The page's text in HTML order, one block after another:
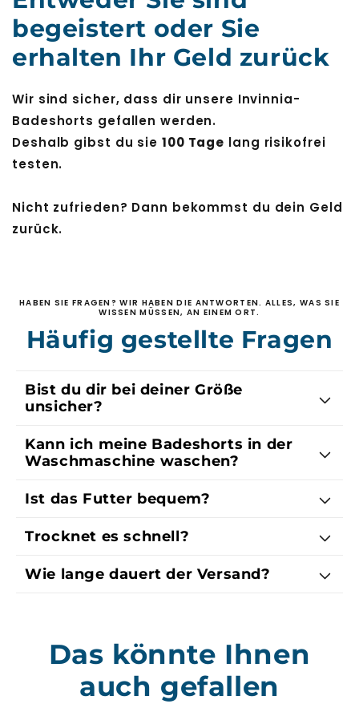
begeistert oder Sie
erhalten Ihr Geld zurück
Wir sind sicher, dass dir unsere Invinnia-
Badeshorts gefallen werden.
Deshalb gibst du sie 100 Tage lang risikofrei
testen.
Nicht zufrieden? Dann bekommst du dein Geld
zurück.
HABEN SIE FRAGEN? WIR HABEN DIE ANTWORTEN. ALLES, WAS SIE
WISSEN MÜSSEN, AN EINEM ORT.
Häufig gestellte Fragen
Bist du dir bei deiner Größe
unsicher?
Kann ich meine Badeshorts in der
Waschmaschine waschen?
Ist das Futter bequem?
Trocknet es schnell?
Wie lange dauert der Versand?
Das könnte Ihnen
auch gefallen